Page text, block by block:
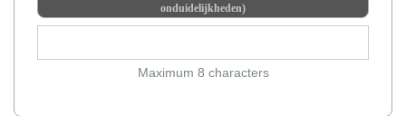
onduidelijkheden)
Maximum 8 characters